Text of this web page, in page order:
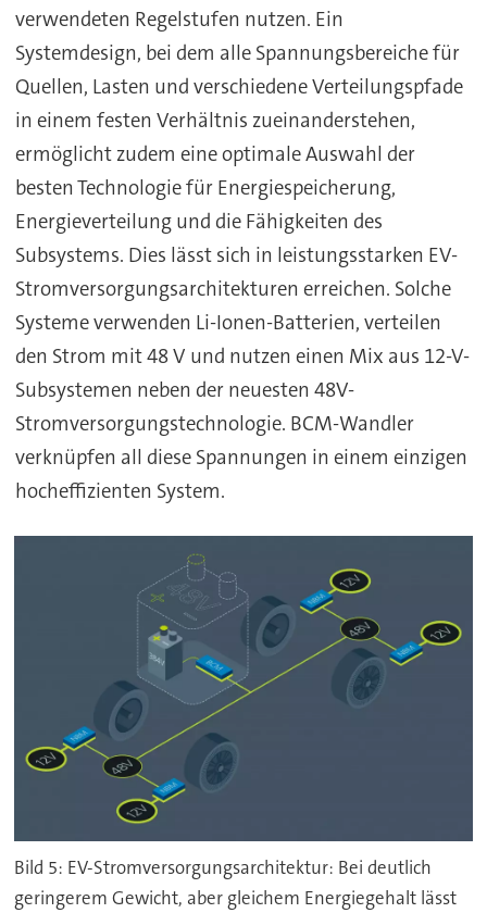
verwendeten Regelstufen nutzen. Ein
Systemdesign, bei dem alle Spannungsbereiche für
Quellen, Lasten und verschiedene Verteilungspfade
in einem festen Verhältnis zueinanderstehen,
ermöglicht zudem eine optimale Auswahl der
besten Technologie für Energiespeicherung,
Energieverteilung und die Fähigkeiten des
Subsystems. Dies lässt sich in leistungsstarken EV-
Stromversorgungsarchitekturen erreichen. Solche
Systeme verwenden Li-Ionen-Batterien, verteilen
den Strom mit 48 V und nutzen einen Mix aus 12-V-
Subsystemen neben der neuesten 48V-
Stromversorgungstechnologie. BCM-Wandler
verknüpfen all diese Spannungen in einem einzigen
hocheffizienten System.
Bild 5: EV-Stromversorgungsarchitektur: Bei deutlich
geringerem Gewicht, aber gleichem Energiegehalt lässt